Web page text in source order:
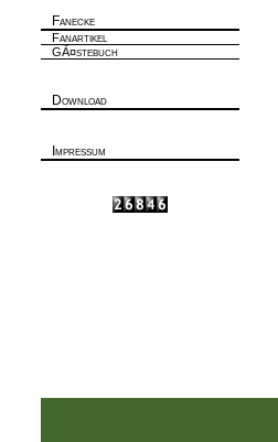
Fanecke
Fanartikel
GÃ¤stebuch
Download
Impressum